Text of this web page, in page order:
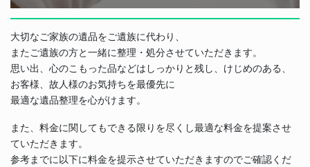
大切なご家族の遺品をご遺族に代わり、
またご遺族の方と一緒に整理・処分させていただきます。
思い出、心のこもった品などはしっかりと残し、けじめのある、
お客様、故人様のお気持ちを最優先に
最適な遺品整理を心がけます。
また、料金に関してもできる限りを尽くし最適な料金を提案させ
ていただきます。
参考までに以下に料金を提示させていただきますのでご確認くだ